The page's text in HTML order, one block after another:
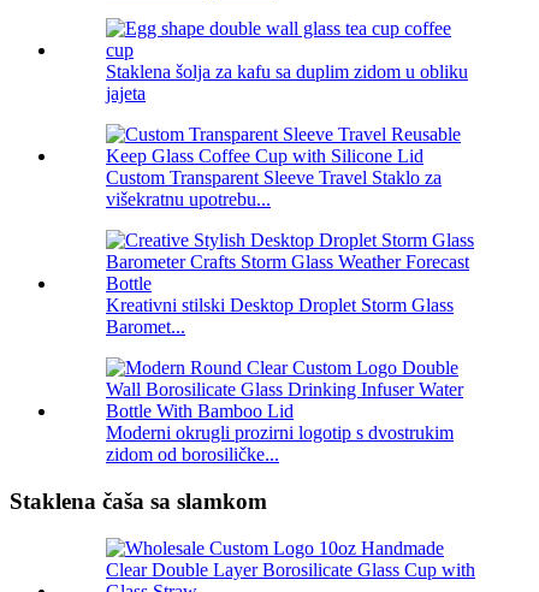
Staklena šolja za kafu sa duplim zidom u obliku
jajeta
Custom Transparent Sleeve Travel Staklo za
višekratnu upotrebu...
Kreativni stilski Desktop Droplet Storm Glass
Baromet...
Moderni okrugli prozirni logotip s dvostrukim
zidom od borosiličke...
Staklena čaša sa slamkom